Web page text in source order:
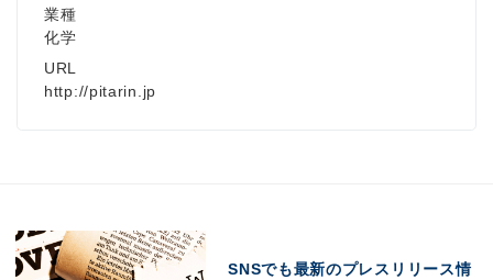
業種
化学
URL
http://pitarin.jp
SNSでも最新のプレスリリース情